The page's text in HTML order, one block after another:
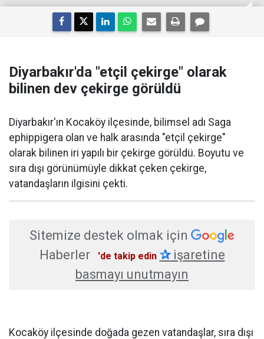
Diyarbakır'da "etçil çekirge" olarak
bilinen dev çekirge görüldü
Diyarbakır'ın Kocaköy ilçesinde, bilimsel adı Saga
ephippigera olan ve halk arasında "etçil çekirge"
olarak bilinen iri yapılı bir çekirge görüldü. Boyutu ve
sıra dışı görünümüyle dikkat çeken çekirge,
vatandaşların ilgisini çekti.
Sitemize destek olmak için
Haberler
'de takip edin ✰işaretine
basmayı unutmayın
Kocaköy ilçesinde doğada gezen vatandaşlar, sıra dışı